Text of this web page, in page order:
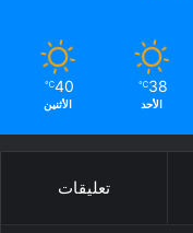
38
℃
الأحد
40
℃
الأثنين
تعليقات